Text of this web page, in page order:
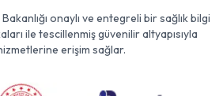
onaylı ve entegreli bir sağlık bilgi
ile tescillenmiş güvenilir altyapısıyla
erişim sağlar.